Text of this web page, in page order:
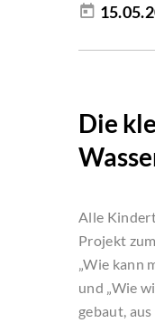
Die
Alle
Projekt
„Wie kann
und „Wie
gebaut,